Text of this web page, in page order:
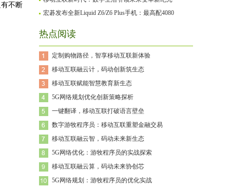
不断
宏碁发布全新Liquid Z6/Z6 Plus手机：最高配4080
热点阅读
定制购物路径，智享移动互联新体验
移动互联融云计，码动创新筑生态
移动互联赋能智慧教育新生态
5G网络规划优化创新策略探析
一键翻译，移动互联打破语言壁垒
数字游牧程序员：移动互联重塑金融交易
移动互联融云智，码动未来新生态
5G网络优化：游牧程序员的实战探索
移动互联融云算，码动未来协创芯
5G网络规划：游牧程序员的优化实战